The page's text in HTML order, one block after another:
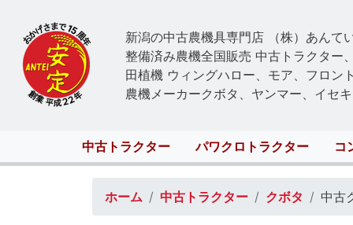
新潟の中古農機具専門店 （株）あんて
整備済み農機全国販売 中古トラクター
田植機 ウィングハロー、モア、フロン
農機メーカークボタ、ヤンマー、イセ
Main
navigation
中古トラクター パワクロトラクター コ
ホーム 中古トラクター クボタ 中古